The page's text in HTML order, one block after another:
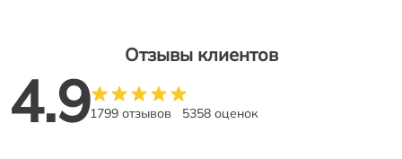
Отзывы клиентов
4.91799 отзывов 5358 оценок